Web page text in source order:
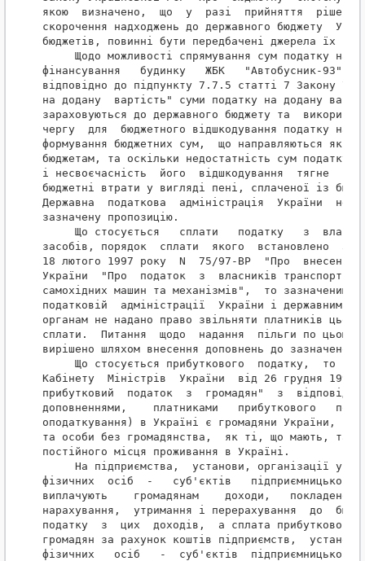
якою  визначено,  що  у  разі  прийняття  рішень,
скорочення надходжень до державного бюджету
бюджетів, повинні бути передбачені джерела їх
Щодо можливості спрямування сум податку на
фінансування   будинку   ЖБК   "Автобусник-93"
відповідно до підпункту 7.7.5 статті 7 Закону
на додану  вартість" суми податку на додану
зараховуються до державного бюджету та
чергу  для  бюджетного відшкодування податку на
формування бюджетних сум,  що направляються як
бюджетам, та оскільки недостатність сум податку
і несвоєчасність  його  відшкодування  тягне  за
бюджетні втрати у вигляді пені, сплаченої із
Державна  податкова  адміністрація  України  не
зазначену пропозицію.
Що стосується   сплати   податку   з
засобів, порядок  сплати  якого  встановлено
18 лютого 1997 року  N  75/97-ВР  "Про  внесення
України  "Про  податок  з  власників транспортних
самохідних машин та механізмів",  то зазначеним
податковій  адміністрації  України і державним
органам не надано право звільняти платників
сплати.  Питання  щодо  надання  пільги по цьому
вирішено шляхом внесення доповнень до
Що стосується прибуткового  податку,  то
Кабінету  Міністрів  України  від 26 грудня 1992
прибутковий  податок  з  громадян"  з
доповненнями,    платниками   прибуткового
оподаткування) в Україні є громадяни України,
та особи без громадянства,  як ті, що мають, так
постійного місця проживання в Україні.
На підприємства,  установи, організації
фізичних  осіб  -   суб'єктів   підприємницької
виплачують    громадянам    доходи,   покладено
нарахування,  утримання і перерахування  до
податку  з  цих  доходів,  а сплата прибуткового
громадян за рахунок коштів підприємств,
фізичних   осіб   -  суб'єктів  підприємницької